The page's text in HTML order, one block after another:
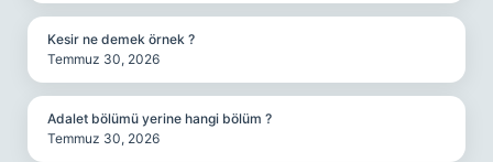
Kesir ne demek örnek ?
Temmuz 30, 2026
Adalet bölümü yerine hangi bölüm ?
Temmuz 30, 2026